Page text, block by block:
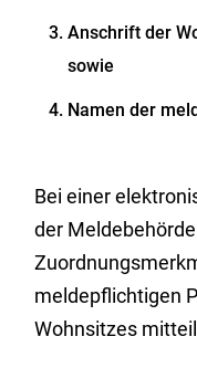
Anschrift der
sowie
Namen der
Bei einer
der
meldepflichtigen
Wohnsitzes